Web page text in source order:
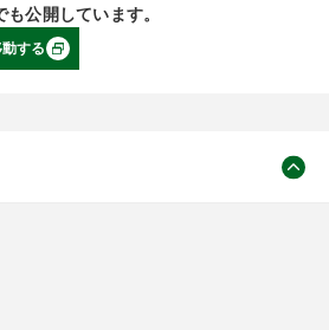
公開しています。
する